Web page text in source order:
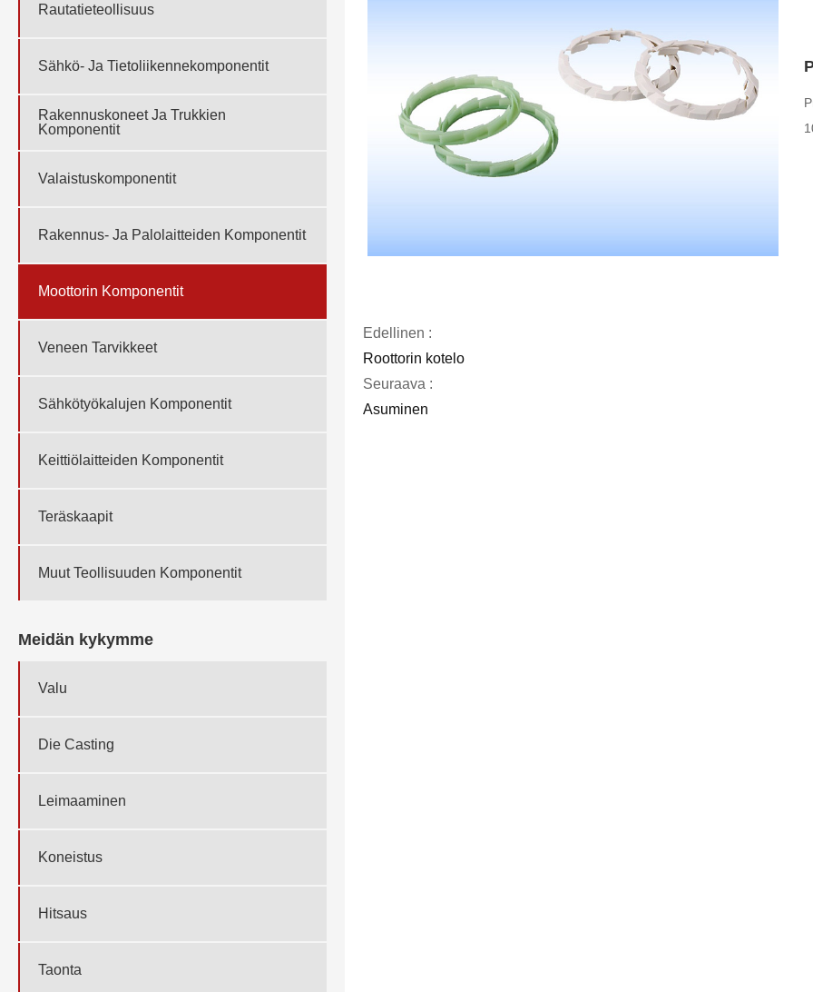
Rautatieteollisuus
Sähkö- Ja Tietoliikennekomponentit
Rakennuskoneet Ja Trukkien
Komponentit
Valaistuskomponentit
Rakennus- Ja Palolaitteiden Komponentit
Moottorin Komponentit
Veneen Tarvikkeet
Sähkötyökalujen Komponentit
Keittiölaitteiden Komponentit
Teräskaapit
Muut Teollisuuden Komponentit
Meidän kykymme
Valu
Die Casting
Leimaaminen
Koneistus
Hitsaus
Taonta
Edellinen :
Roottorin kotelo
Seuraava :
Asuminen